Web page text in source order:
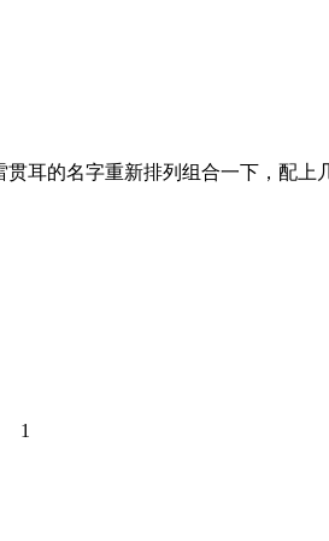
耳的名字重新排列组合一下，配上
1